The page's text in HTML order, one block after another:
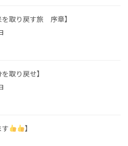
を取り戻す旅 序章】
取り戻せ】
す 】